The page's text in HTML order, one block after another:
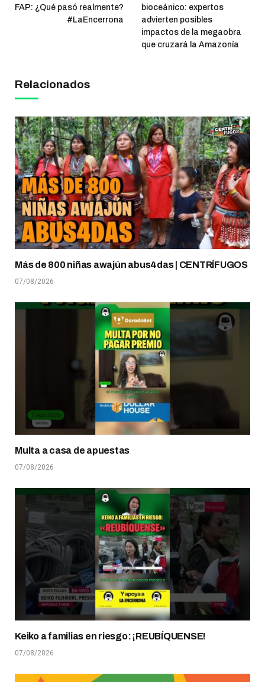
FAP: ¿Qué pasó realmente?
#LaEncerrona
bioceánico: expertos
advierten posibles
impactos de la megaobra
que cruzará la Amazonía
Relacionados
Más de 800 niñas awajún abus4das | CENTRÍFUGOS
07/08/2026
Multa a casa de apuestas
07/08/2026
Keiko a familias en riesgo: ¡REUBÍQUENSE!
07/08/2026